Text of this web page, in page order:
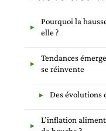
Pourquoi la
elle ?
Tendances
se réinvente
Des évolutions
L’inflation